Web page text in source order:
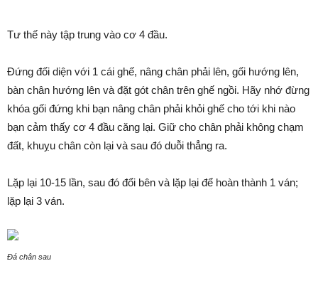
Tư thế này tập trung vào cơ 4 đầu.
Đứng đối diện với 1 cái ghế, nâng chân phải lên, gối hướng lên,
bàn chân hướng lên và đặt gót chân trên ghế ngồi. Hãy nhớ đừng
khóa gối đứng khi bạn nâng chân phải khỏi ghế cho tới khi nào
bạn cảm thấy cơ 4 đầu căng lại. Giữ cho chân phải không chạm
đất, khuỵu chân còn lại và sau đó duỗi thẳng ra.
Lặp lại 10-15 lần, sau đó đổi bên và lặp lại để hoàn thành 1 ván;
lặp lại 3 ván.
Đá chân sau